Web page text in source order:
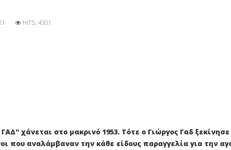
HITS: 4301
χάνεται στο μακρινό 1953. Τότε ο Γιώργος Γαδ
που αναλάμβαναν την κάθε είδους παραγγελία για την